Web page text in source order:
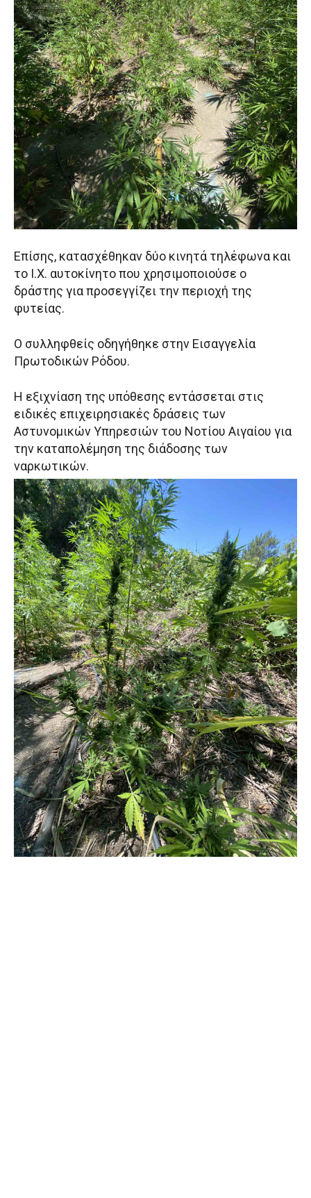
Επίσης, κατασχέθηκαν δύο κινητά τηλέφωνα και
το Ι.Χ. αυτοκίνητο που χρησιμοποιούσε ο
δράστης για προσεγγίζει την περιοχή της
φυτείας.
Ο συλληφθείς οδηγήθηκε στην Εισαγγελία
Πρωτοδικών Ρόδου.
Η εξιχνίαση της υπόθεσης εντάσσεται στις
ειδικές επιχειρησιακές δράσεις των
Αστυνομικών Υπηρεσιών του Νοτίου Αιγαίου για
την καταπολέμηση της διάδοσης των
ναρκωτικών.